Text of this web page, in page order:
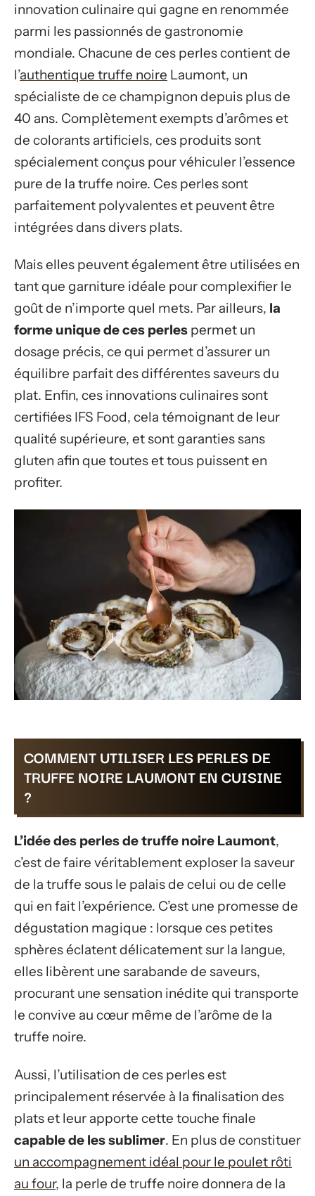
innovation culinaire qui gagne en renommée
parmi les passionnés de gastronomie
mondiale. Chacune de ces perles contient de
l’authentique truffe noire Laumont, un
spécialiste de ce champignon depuis plus de
40 ans. Complètement exempts d’arômes et
de colorants artificiels, ces produits sont
spécialement conçus pour véhiculer l’essence
pure de la truffe noire. Ces perles sont
parfaitement polyvalentes et peuvent être
intégrées dans divers plats.
Mais elles peuvent également être utilisées en
tant que garniture idéale pour complexifier le
goût de n’importe quel mets. Par ailleurs, la
forme unique de ces perles permet un
dosage précis, ce qui permet d’assurer un
équilibre parfait des différentes saveurs du
plat. Enfin, ces innovations culinaires sont
certifiées IFS Food, cela témoignant de leur
qualité supérieure, et sont garanties sans
gluten afin que toutes et tous puissent en
profiter.
COMMENT UTILISER LES PERLES DE
TRUFFE NOIRE LAUMONT EN CUISINE
?
L’idée des perles de truffe noire Laumont,
c’est de faire véritablement exploser la saveur
de la truffe sous le palais de celui ou de celle
qui en fait l’expérience. C’est une promesse de
dégustation magique : lorsque ces petites
sphères éclatent délicatement sur la langue,
elles libèrent une sarabande de saveurs,
procurant une sensation inédite qui transporte
le convive au cœur même de l’arôme de la
truffe noire.
Aussi, l’utilisation de ces perles est
principalement réservée à la finalisation des
plats et leur apporte cette touche finale
capable de les sublimer. En plus de constituer
un accompagnement idéal pour le poulet rôti
au four, la perle de truffe noire donnera de la